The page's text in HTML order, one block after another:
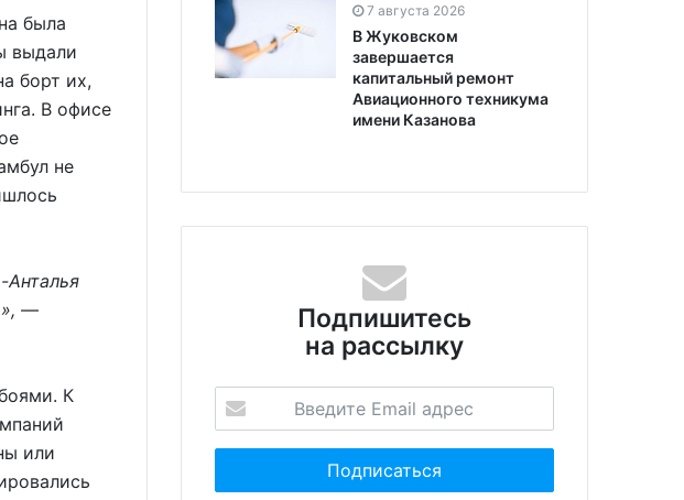
была
выдали
борт их,
В офисе
не
—
К
или
7 августа 2026
В Жуковском
завершается
капитальный ремонт
Авиационного техникума
имени Казанова
Подпишитесь
на рассылку